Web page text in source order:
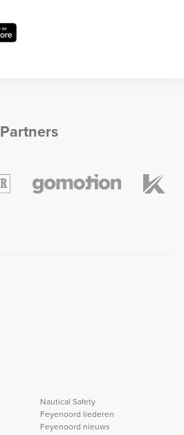
Partners
Nautical Safety
Feyenoord liederen
Feyenoord nieuws